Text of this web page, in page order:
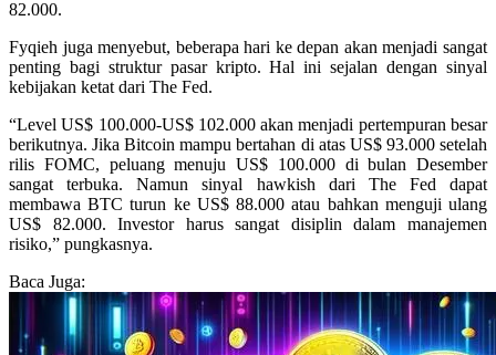
82.000.
Fyqieh juga menyebut, beberapa hari ke depan akan menjadi sangat
penting bagi struktur pasar kripto. Hal ini sejalan dengan sinyal
kebijakan ketat dari The Fed.
“Level US$ 100.000-US$ 102.000 akan menjadi pertempuran besar
berikutnya. Jika Bitcoin mampu bertahan di atas US$ 93.000 setelah
rilis FOMC, peluang menuju US$ 100.000 di bulan Desember
sangat terbuka. Namun sinyal hawkish dari The Fed dapat
membawa BTC turun ke US$ 88.000 atau bahkan menguji ulang
US$ 82.000. Investor harus sangat disiplin dalam manajemen
risiko,” pungkasnya.
Baca Juga: